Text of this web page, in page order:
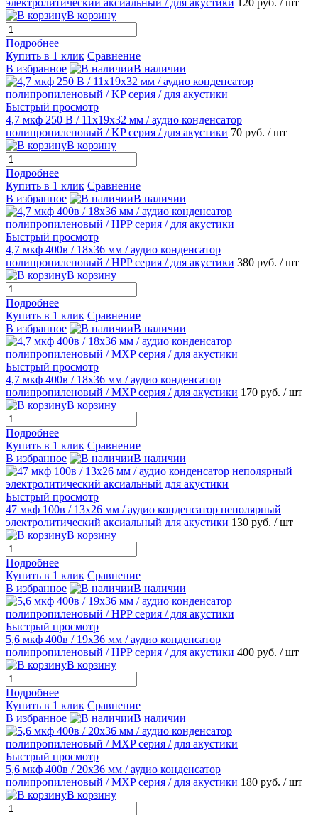
В корзину
Подробнее
Купить в 1 клик Сравнение
В избранное
В наличии
Быстрый просмотр
4,7 мкф 250 В / 11х19х32 мм / аудио конденсатор
полипропиленовый / KP серия / для акустики 70 руб. / шт
В корзину
Подробнее
Купить в 1 клик Сравнение
В избранное
В наличии
Быстрый просмотр
4,7 мкф 400в / 18х36 мм / аудио конденсатор
полипропиленовый / HPP серия / для акустики 380 руб. / шт
В корзину
Подробнее
Купить в 1 клик Сравнение
В избранное
В наличии
Быстрый просмотр
4,7 мкф 400в / 18х36 мм / аудио конденсатор
полипропиленовый / MХP серия / для акустики 170 руб. / шт
В корзину
Подробнее
Купить в 1 клик Сравнение
В избранное
В наличии
Быстрый просмотр
47 мкф 100в / 13х26 мм / аудио конденсатор неполярный
электролитический аксиальный для акустики 130 руб. / шт
В корзину
Подробнее
Купить в 1 клик Сравнение
В избранное
В наличии
Быстрый просмотр
5,6 мкф 400в / 19х36 мм / аудио конденсатор
полипропиленовый / HPP серия / для акустики 400 руб. / шт
В корзину
Подробнее
Купить в 1 клик Сравнение
В избранное
В наличии
Быстрый просмотр
5,6 мкф 400в / 20х36 мм / аудио конденсатор
полипропиленовый / MХP серия / для акустики 180 руб. / шт
В корзину